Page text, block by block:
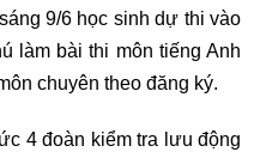
9/6 học sinh dự thi vào
làm bài thi môn tiếng Anh
chuyên theo đăng ký.
4 đoàn kiểm tra lưu động